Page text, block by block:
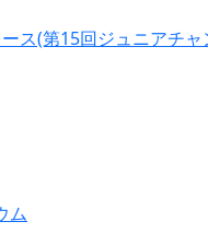
ス(第15回ジュニアチ
ム